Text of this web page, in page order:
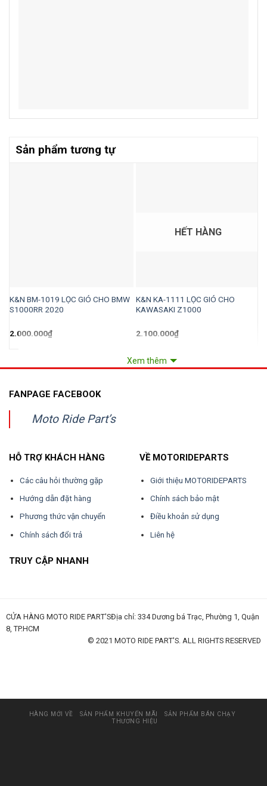
Xem thêm
Sản phẩm tương tự
K&N BM-1019 LỌC GIÓ CHO BMW
S1000RR 2020
2.000.000₫
HẾT HÀNG
K&N KA-1111 LỌC GIÓ CHO
KAWASAKI Z1000
2.100.000₫
FANPAGE FACEBOOK
Moto Ride Part’s
HỖ TRỢ KHÁCH HÀNG
Các câu hỏi thường gặp
Hướng dẫn đặt hàng
Phương thức vận chuyển
Chính sách đổi trả
VỀ MOTORIDEPARTS
Giới thiệu MOTORIDEPARTS
Chính sách bảo mật
Điều khoản sử dụng
Liên hệ
TRUY CẬP NHANH
CỬA HÀNG MOTO RIDE PART'SĐịa chỉ: 334 Dương bá Trạc, Phường 1, Quận
8, TP.HCM
© 2021 MOTO RIDE PART'S. ALL RIGHTS RESERVED
HÀNG MỚI VỀ SẢN PHẨM KHUYẾN MÃI
SẢN PHẨM BÁN CHẠY
THƯƠNG HIỆU